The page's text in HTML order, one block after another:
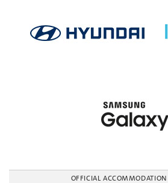
OFFICIAL ACCOMMODATION